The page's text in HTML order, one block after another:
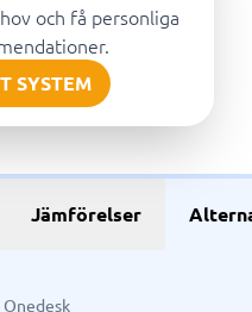
och få personliga
SYSTEM
Jämförelser
Onedesk